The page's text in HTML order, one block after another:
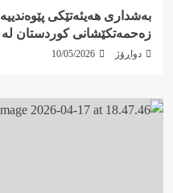
بەشداری هەیئەتێکی
زەحمەتکێشانی کوردستان
دواڕۆژ 10/05/2026